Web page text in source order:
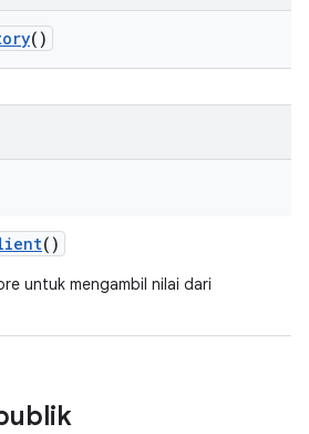
()
()
untuk mengambil nilai dari